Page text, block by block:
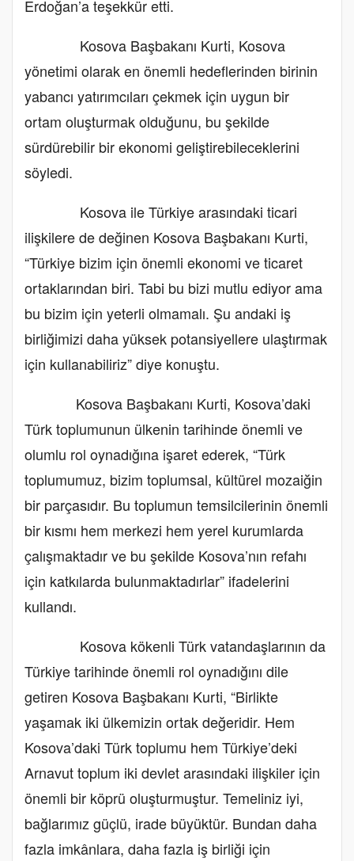
Erdoğan’a teşekkür etti.
Kosova Başbakanı Kurti, Kosova
yönetimi olarak en önemli hedeflerinden birinin
yabancı yatırımcıları çekmek için uygun bir
ortam oluşturmak olduğunu, bu şekilde
sürdürebilir bir ekonomi geliştirebileceklerini
söyledi.
Kosova ile Türkiye arasındaki ticari
ilişkilere de değinen Kosova Başbakanı Kurti,
“Türkiye bizim için önemli ekonomi ve ticaret
ortaklarından biri. Tabi bu bizi mutlu ediyor ama
bu bizim için yeterli olmamalı. Şu andaki iş
birliğimizi daha yüksek potansiyellere ulaştırmak
için kullanabiliriz” diye konuştu.
Kosova Başbakanı Kurti, Kosova’daki
Türk toplumunun ülkenin tarihinde önemli ve
olumlu rol oynadığına işaret ederek, “Türk
toplumumuz, bizim toplumsal, kültürel mozaiğin
bir parçasıdır. Bu toplumun temsilcilerinin önemli
bir kısmı hem merkezi hem yerel kurumlarda
çalışmaktadır ve bu şekilde Kosova’nın refahı
için katkılarda bulunmaktadırlar” ifadelerini
kullandı.
Kosova kökenli Türk vatandaşlarının da
Türkiye tarihinde önemli rol oynadığını dile
getiren Kosova Başbakanı Kurti, “Birlikte
yaşamak iki ülkemizin ortak değeridir. Hem
Kosova’daki Türk toplumu hem Türkiye’deki
Arnavut toplum iki devlet arasındaki ilişkiler için
önemli bir köprü oluşturmuştur. Temeliniz iyi,
bağlarımız güçlü, irade büyüktür. Bundan daha
fazla imkânlara, daha fazla iş birliği için